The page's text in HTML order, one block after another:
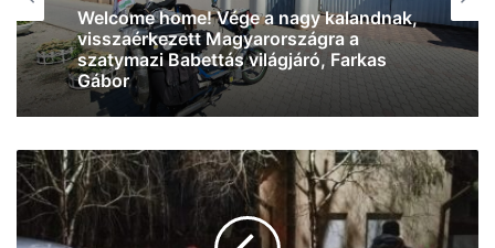
Szegedi Pletykák: jéghideg vízzel
kedveskedtünk a szegedieknek,
valamint megkérdeztük azt is, ki hogyan
éli túl a brutális hőséget (videó)